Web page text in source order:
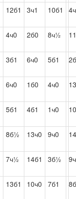
12б1 3ч1 10б1
4ч0 2б0 8ч½
3б1 6ч0 5б1
6ч0 1б0 4ч0
5б1 4б1 1ч0
8б½ 13ч0 9ч0
7ч½ 14б1 3б½
13б1 10ч0 7б1